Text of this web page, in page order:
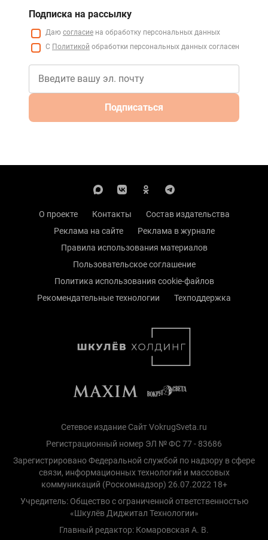
Подписка на рассылку
Даю согласие на обработку персональных данных
С Политикой обработки персональных данных согласен
Подписаться
О проекте Контакты
Состав издательства
Реклама на сайте
Реклама в журнале
Правила использования материалов
Пользовательское соглашение
Политика использования cookie-файлов
Рекомендательные технологии
Техподдержка
Сетевое издание Сайт VokrugSveta.ru
Регистрационный номер ЭЛ № ФС 77 - 83686
Зарегистрировано Федеральной службой по надзору в сфере
связи, информационных технологий и массовых
коммуникаций (Роскомнадзор) 26.07.2022 18+
Учредитель: Общество с ограниченной ответственностью
«Шкулёв Диджитал Технологии»
Главный редактор: Комаровская А. В.